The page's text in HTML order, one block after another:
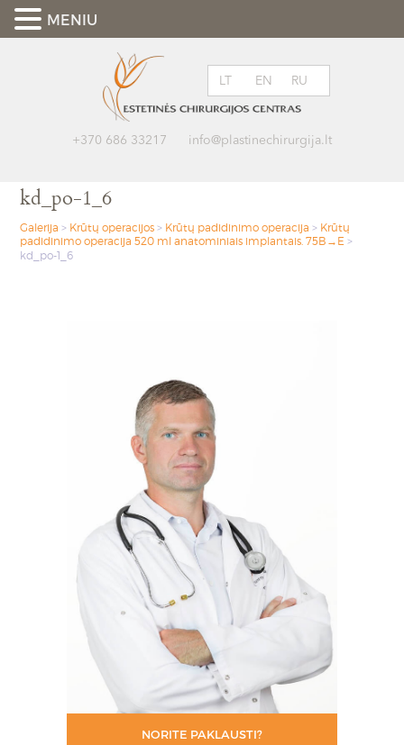
+370 686 33217 info@plastinechirurgija.lt
LT EN RU
kd_po-1_6
Galerija > Krūtų operacijos > Krūtų padidinimo operacija > Krūtų
padidinimo operacija 520 ml anatominiais implantais. 75B→E >
kd_po-1_6
NORITE PAKLAUSTI?
MENIU